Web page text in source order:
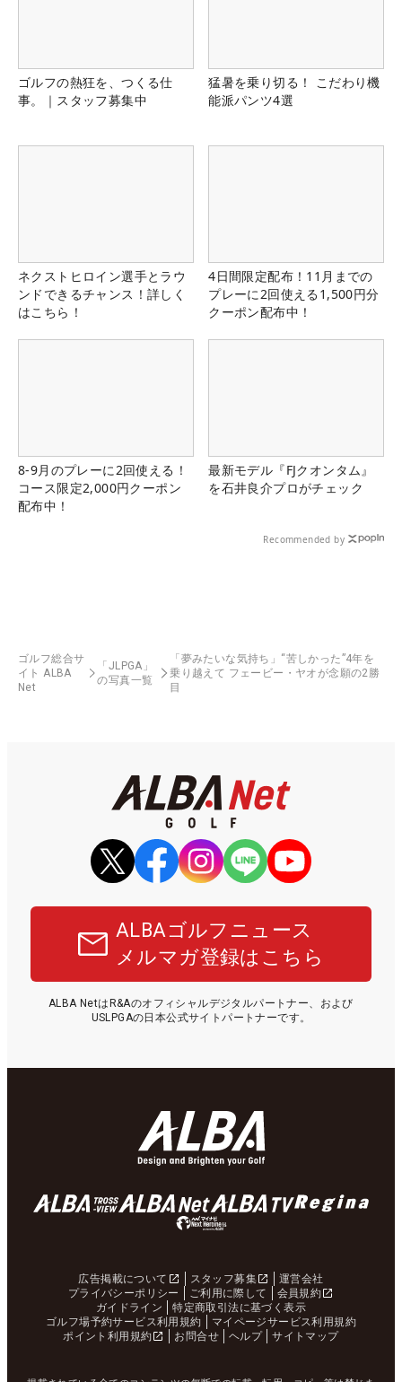
ゴルフの熱狂を、つくる仕
事。｜スタッフ募集中
猛暑を乗り切る！ こだわり機
能派パンツ4選
ネクストヒロイン選手とラウ
ンドできるチャンス！詳しく
はこちら！
4日間限定配布！11月までの
プレーに2回使える1,500円分
クーポン配布中！
8-9月のプレーに2回使える！
コース限定2,000円クーポン
配布中！
最新モデル『FJクオンタム』
を石井良介プロがチェック
Recommended by
ゴルフ総合サ
イト ALBA
Net
「JLPGA」
の写真一覧
「夢みたいな気持ち」“苦しかった”4年を
乗り越えて フェービー・ヤオが念願の2勝
目
ALBAゴルフニュース
メルマガ登録はこちら
ALBA NetはR&Aのオフィシャルデジタルパートナー、および
USLPGAの日本公式サイトパートナーです。
広告掲載について スタッフ募集
運営会社
プライバシーポリシー
ご利用に際して
会員規約
ガイドライン
特定商取引法に基づく表示
ゴルフ場予約サービス利用規約
マイページサービス利用規約
ポイント利用規約
お問合せ ヘルプ サイトマップ